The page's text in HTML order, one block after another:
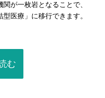
が一枚岩となることで、
医療」に移行できます。
む